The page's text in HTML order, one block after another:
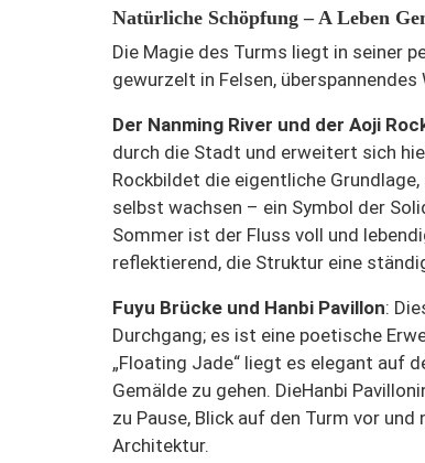
Natürliche Schöpfung – A Leben
Die Magie des Turms liegt in seiner
gewurzelt in Felsen,
Der Nanming River und der Aoji
durch die Stadt und erweitert sich
Rockbildet die eigentliche
selbst wachsen – ein Symbol der
Sommer ist der Fluss voll und
reflektierend, die Struktur eine
Fuyu Brücke und Hanbi Pavillon:
Durchgang; es ist eine poetische
„Floating Jade“ liegt es elegant auf
Gemälde zu gehen. DieHanbi Pavillon
zu Pause, Blick auf den Turm vor
Architektur.